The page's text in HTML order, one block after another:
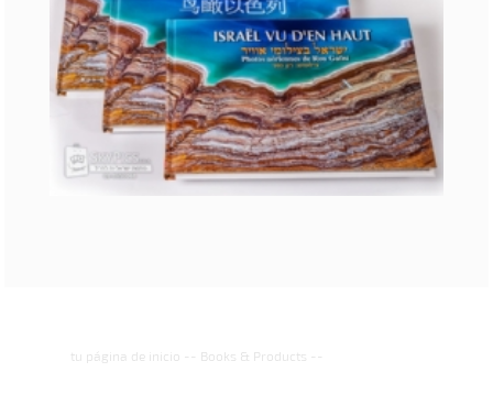
tu página de inicio -- Books & Products --